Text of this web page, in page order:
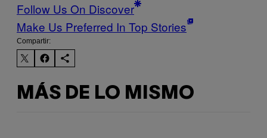
Follow Us On Discover
Make Us Preferred In Top Stories
Compartir:
MÁS DE LO MISMO